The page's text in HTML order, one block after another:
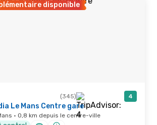
disponible
(345) 4
Le Mans Centre gare
· 0,8 km depuis le centre-ville